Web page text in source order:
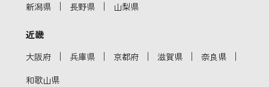
新潟県 ｜ 長野県 ｜ 山梨県
近畿
大阪府 ｜ 兵庫県 ｜ 京都府 ｜ 滋賀県 ｜ 奈良県 ｜
和歌山県